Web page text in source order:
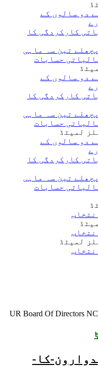
دو سالوں کے
کارکردگی کا
تین سہ ماہی
حسابات
دو سالوں کے
کارکردگی کا
تین سہ ماہی
حسابات
لمیٹڈ
دو سالوں کے
کارکردگی کا
تین سہ ماہی
حسابات
لمیٹڈ
UR Board Of Directors
کا-